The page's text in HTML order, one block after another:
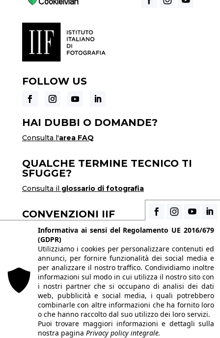
FOLLOW US
HAI DUBBI O DOMANDE?
Consulta l'area FAQ
QUALCHE TERMINE TECNICO TI
SFUGGE?
Consulta il glossario di fotografia
CONVENZIONI IIF
Scopri i vantaggi di essere uno studente di IIF
© 2026 Istituto Italiano di Fotografia® srl, Via
Enrico Caviglia 3, 20139 Milano | Tel 02/58107623
- 02/58107139
P.IVA IT10863240155 | PECiifmilano@pec.it |
REA MI-1415688 | Capitale sociale € 10.400,00 I.V.
Le immagini del sito sono utilizzate su licenza dei
Informativa ai sensi del Regolamento UE 2016/679
(GDPR)
Utilizziamo i cookies per personalizzare contenuti ed
annunci, per fornire funzionalità dei social media e
per analizzare il nostro traffico. Condividiamo inoltre
informazioni sul modo in cui utilizza il nostro sito con
i nostri partner che si occupano di analisi dei dati
web, pubblicità e social media, i quali potrebbero
combinarle con altre informazioni che ha fornito loro
o che hanno raccolto dal suo utilizzo dei loro servizi.
Puoi trovare maggiori informazioni e dettagli sulla
nostra pagina Privacy policy integrale.